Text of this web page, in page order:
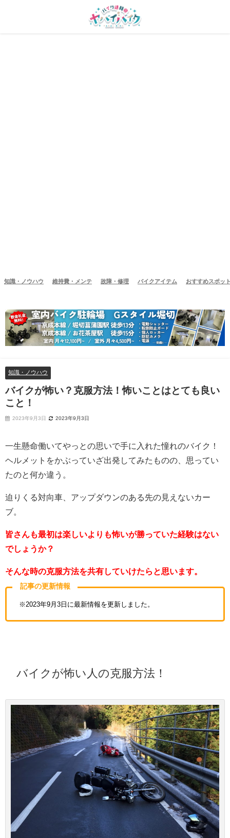
知識・ノウハウ 維持費・メンテ 故障・修理 バイクアイテム おすすめスポッ
知識・ノウハウ
バイクが怖い？克服方法！怖いことはとても良い
こと！
2023年9月3日 2023年9月3日
一生懸命働いてやっとの思いで手に入れた憧れのバイク！
ヘルメットをかぶっていざ出発してみたものの、思ってい
たのと何か違う。
迫りくる対向車、アップダウンのある先の見えないカー
ブ。
皆さんも最初は楽しいよりも怖いが勝っていた経験はない
でしょうか？
そんな時の克服方法を共有していけたらと思います。
記事の更新情報
※2023年9月3日に最新情報を更新しました。
バイクが怖い人の克服方法！